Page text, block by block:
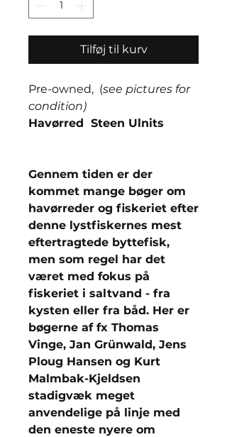
Tilføj til kurv
Pre-owned, (see pictures for
condition)
Havørred Steen Ulnits
Gennem tiden er der
kommet mange bøger om
havørreder og fiskeriet efter
denne lystfiskernes mest
eftertragtede byttefisk,
men som regel har det
været med fokus på
fiskeriet i saltvand - fra
kysten eller fra båd. Her er
bøgerne af fx Thomas
Vinge, Jan Grünwald, Jens
Ploug Hansen og Kurt
Malmbak-Kjeldsen
stadigvæk meget
anvendelige på linje med
den eneste nyere om